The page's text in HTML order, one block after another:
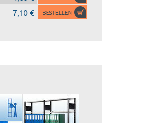
7,10 €